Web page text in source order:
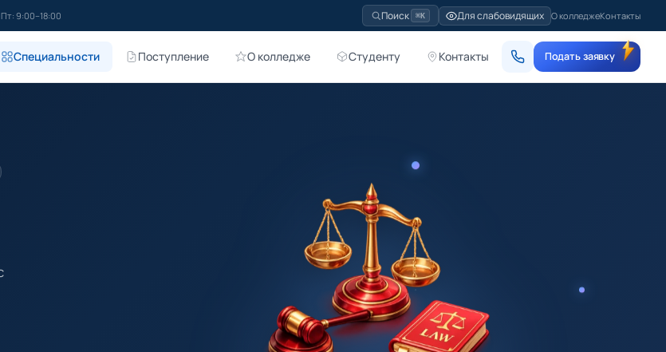
9:00–18:00 Поиск ⌘K Для слабовидящих О колледжеКонтакты
Специальности Поступление О колледже Студенту Контакты Подать заявку